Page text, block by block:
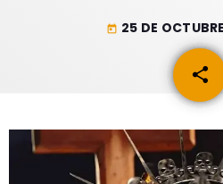
ACTUALIDAD
ESPECTÁCULOS
PROGRAMACIÓN
today 25 DE
share
email